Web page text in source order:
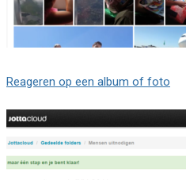
Reageren op een album of foto